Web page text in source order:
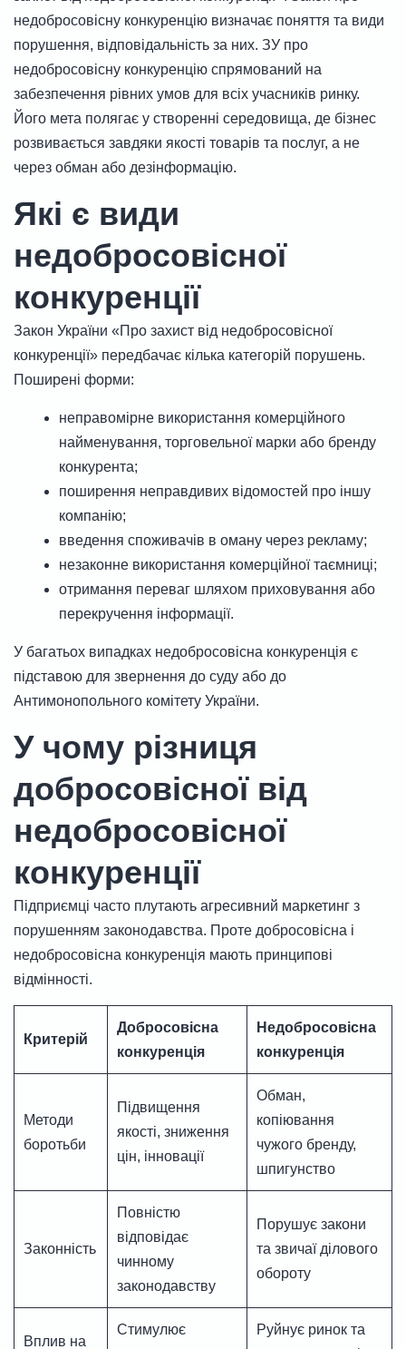
недобросовісну конкуренцію визначає поняття та види
порушення, відповідальність за них. ЗУ про
недобросовісну конкуренцію спрямований на
забезпечення рівних умов для всіх учасників ринку.
Його мета полягає у створенні середовища, де бізнес
розвивається завдяки якості товарів та послуг, а не
через обман або дезінформацію.
Які є види
недобросовісної
конкуренції
Закон України «Про захист від недобросовісної
конкуренції» передбачає кілька категорій порушень.
Поширені форми:
неправомірне використання комерційного
найменування, торговельної марки або бренду
конкурента;
поширення неправдивих відомостей про іншу
компанію;
введення споживачів в оману через рекламу;
незаконне використання комерційної таємниці;
отримання переваг шляхом приховування або
перекручення інформації.
У багатьох випадках недобросовісна конкуренція є
підставою для звернення до суду або до
Антимонопольного комітету України.
У чому різниця
добросовісної від
недобросовісної
конкуренції
Підприємці часто плутають агресивний маркетинг з
порушенням законодавства. Проте добросовісна і
недобросовісна конкуренція мають принципові
відмінності.
Критерій
Добросовісна
конкуренція
Недобросовісна
конкуренція
Методи
боротьби
Підвищення
якості, зниження
цін, інновації
Обман,
копіювання
чужого бренду,
шпигунство
Законність
Повністю
відповідає
чинному
законодавству
Порушує закони
та звичаї ділового
обороту
Вплив на
Стимулює
Руйнує ринок та